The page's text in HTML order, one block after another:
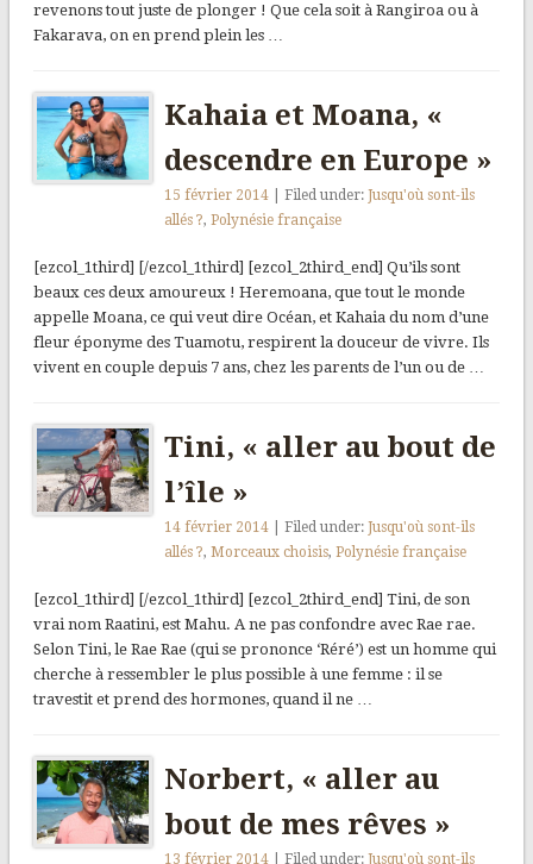
revenons tout juste de plonger ! Que cela soit à Rangiroa ou à
Fakarava, on en prend plein les …
Kahaia et Moana, «
descendre en Europe »
15 février 2014 | Filed under:Jusqu'où sont-ils
allés ?,Polynésie française
[ezcol_1third] [/ezcol_1third] [ezcol_2third_end] Qu’ils sont
beaux ces deux amoureux ! Heremoana, que tout le monde
appelle Moana, ce qui veut dire Océan, et Kahaia du nom d’une
fleur éponyme des Tuamotu, respirent la douceur de vivre. Ils
vivent en couple depuis 7 ans, chez les parents de l’un ou de …
Tini, « aller au bout de
l’île »
14 février 2014 | Filed under:Jusqu'où sont-ils
allés ?,Morceaux choisis,Polynésie française
[ezcol_1third] [/ezcol_1third] [ezcol_2third_end] Tini, de son
vrai nom Raatini, est Mahu. A ne pas confondre avec Rae rae.
Selon Tini, le Rae Rae (qui se prononce ‘Réré’) est un homme qui
cherche à ressembler le plus possible à une femme : il se
travestit et prend des hormones, quand il ne …
Norbert, « aller au
bout de mes rêves »
13 février 2014 | Filed under:Jusqu'où sont-ils